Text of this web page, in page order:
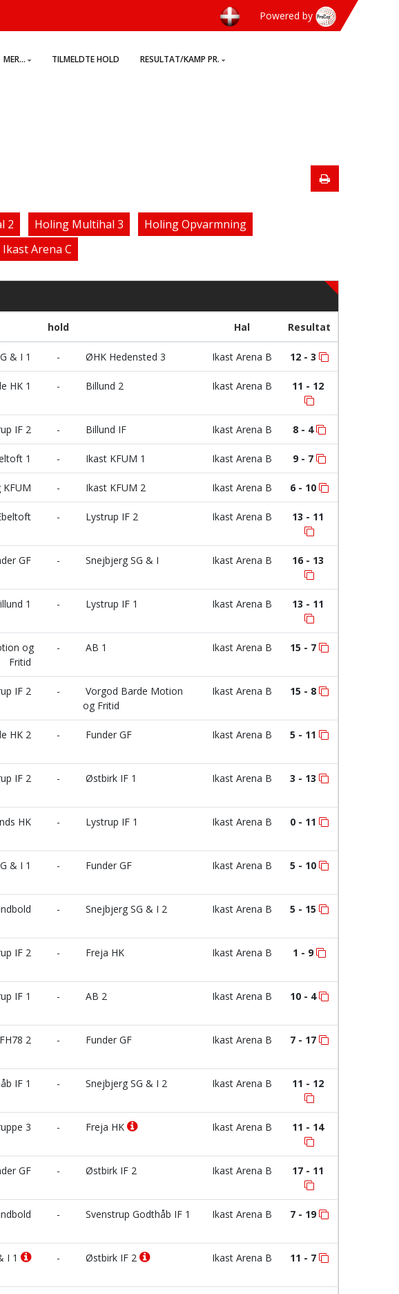
Powered by
MER... TILMELDTE HOLD RESULTAT/KAMP PR.
2 Holing Multihal 3
Holing Opvarmning
Ikast Arena C
hold Hal Resultat
& I 1 - ØHK Hedensted 3 Ikast Arena B 12 - 3
HK 1 - Billund 2 Ikast Arena B 11 - 12
IF 2 - Billund IF Ikast Arena B 8 - 4
1 - Ikast KFUM 1 Ikast Arena B 9 - 7
KFUM - Ikast KFUM 2 Ikast Arena B 6 - 10
- Lystrup IF 2 Ikast Arena B 13 - 11
GF - Snejbjerg SG & I Ikast Arena B 16 - 13
1 - Lystrup IF 1 Ikast Arena B 13 - 11
og
Fritid
- AB 1 Ikast Arena B 15 - 7
IF 2 -
Vorgod Barde Motion
og Fritid
Ikast Arena B 15 - 8
HK 2 - Funder GF Ikast Arena B 5 - 11
IF 2 - Østbirk IF 1 Ikast Arena B 3 - 13
HK - Lystrup IF 1 Ikast Arena B 0 - 11
& I 1 - Funder GF Ikast Arena B 5 - 10
- Snejbjerg SG & I 2 Ikast Arena B 5 - 15
IF 2 - Freja HK Ikast Arena B 1 - 9
IF 1 - AB 2 Ikast Arena B 10 - 4
2 - Funder GF Ikast Arena B 7 - 17
IF 1 - Snejbjerg SG & I 2 Ikast Arena B 11 - 12
3 - Freja HK Ikast Arena B 11 - 14
GF - Østbirk IF 2 Ikast Arena B 17 - 11
- Svenstrup Godthåb IF 1 Ikast Arena B 7 - 19
I 1 - Østbirk IF 2 Ikast Arena B 11 - 7